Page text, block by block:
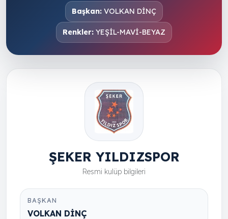
Başkan: VOLKAN DİNÇ
Renkler: YEŞİL-MAVİ-BEYAZ
ŞEKER YILDIZSPOR
Resmi kulüp bilgileri
BAŞKAN
VOLKAN DİNÇ